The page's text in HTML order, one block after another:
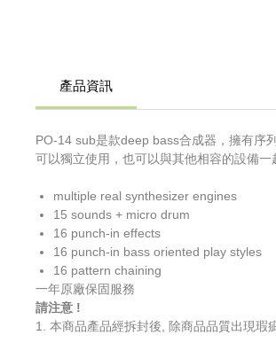
產品資訊
PO-14 sub是款deep bass合成器，擁有序
可以獨立使用，也可以與其他相容的設備一
multiple real synthesizer engines
15 sounds + micro drum
16 punch-in effects
16 punch-in bass oriented play styles
16 pattern chaining
一年原廠保固服務
請注意 !
1. 本商品產品經拆封後, 除商品品質出現瑕